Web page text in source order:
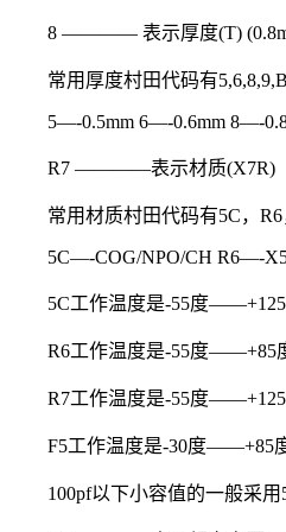
8 ———— 表示厚度(T)
常用厚度村田代码有
5—-0.5mm 6—-0.6mm 8—-
R7 ————表示材质(X7R)
常用材质村田代码有5C，
5C—-COG/NPO/CH R6—-
5C工作温度是-55度——+125
R6工作温度是-55度——+85
R7工作温度是-55度
F5工作温度是-30度——+85
100pf以下小容值的一般采